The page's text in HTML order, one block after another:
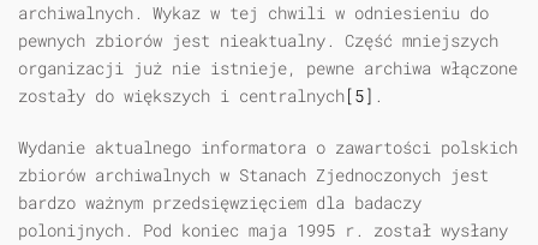
archiwalnych. Wykaz w tej chwili w odniesieniu do
pewnych zbiorów jest nieaktualny. Część mniejszych
organizacji już nie istnieje, pewne archiwa włączone
zostały do większych i centralnych[5] .
Wydanie aktualnego informatora o zawartości polskich
zbiorów archiwalnych w Stanach Zjednoczonych jest
bardzo ważnym przedsięwzięciem dla badaczy
polonijnych. Pod koniec maja 1995 r. został wysłany